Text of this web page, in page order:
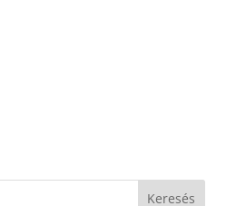
Keresés